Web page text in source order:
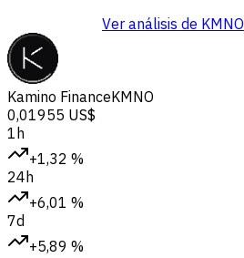
Ver análisis de KMNO
Kamino FinanceKMNO
0,01955 US$
1h
+1,32 %
24h
+6,01 %
7d
+5,89 %